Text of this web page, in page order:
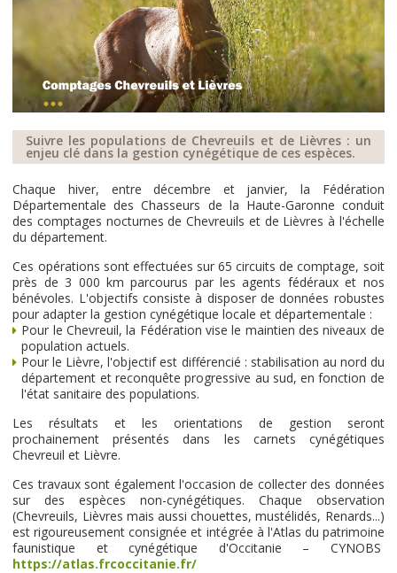
Suivre les populations de Chevreuils et de Lièvres : un
enjeu clé dans la gestion cynégétique de ces espèces.
Chaque hiver, entre décembre et janvier, la Fédération
Départementale des Chasseurs de la Haute-Garonne conduit
des comptages nocturnes de Chevreuils et de Lièvres à l'échelle
du département.
Ces opérations sont effectuées sur 65 circuits de comptage, soit
près de 3 000 km parcourus par les agents fédéraux et nos
bénévoles. L'objectifs consiste à disposer de données robustes
pour adapter la gestion cynégétique locale et départementale :
Pour le Chevreuil, la Fédération vise le maintien des niveaux de
population actuels.
Pour le Lièvre, l'objectif est différencié : stabilisation au nord du
département et reconquête progressive au sud, en fonction de
l'état sanitaire des populations.
Les résultats et les orientations de gestion seront
prochainement présentés dans les carnets cynégétiques
Chevreuil et Lièvre.
Ces travaux sont également l'occasion de collecter des données
sur des espèces non-cynégétiques. Chaque observation
(Chevreuils, Lièvres mais aussi chouettes, mustélidés, Renards...)
est rigoureusement consignée et intégrée à l'Atlas du patrimoine
faunistique et cynégétique d'Occitanie – CYNOBS
https://atlas.frcoccitanie.fr/